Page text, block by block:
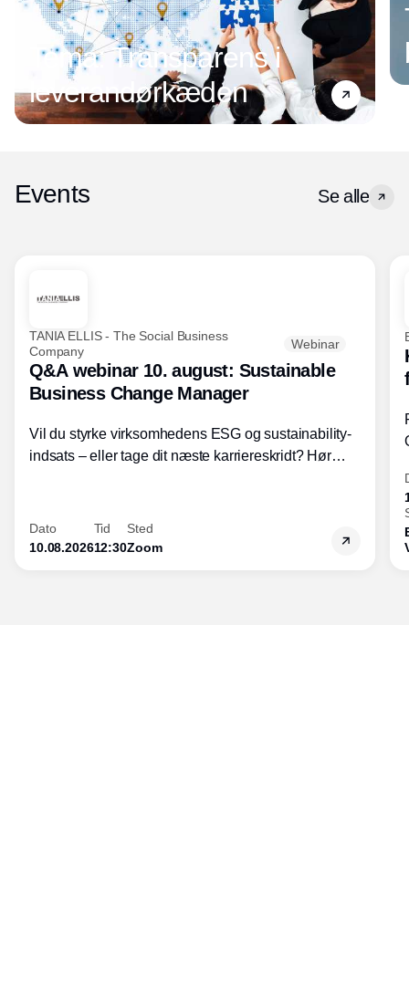
Tema: Transparens i
leverandørkæden
Events Se alle
TANIA ELLIS - The Social Business
Company
Webinar
Q&A webinar 10. august: Sustainable
Business Change Manager
Vil du styrke virksomhedens ESG og sustainability-
indsats – eller tage dit næste karriereskridt? Hør
inden for bæredygtig forretningsudvikling - så du
skaber værdi for både samfund og bundlinje.
Dato
10.08.2026
Tid
12:30
Sted
Zoom